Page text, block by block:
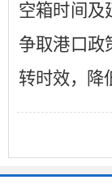
空箱时间及
争取港口政
转时效，降